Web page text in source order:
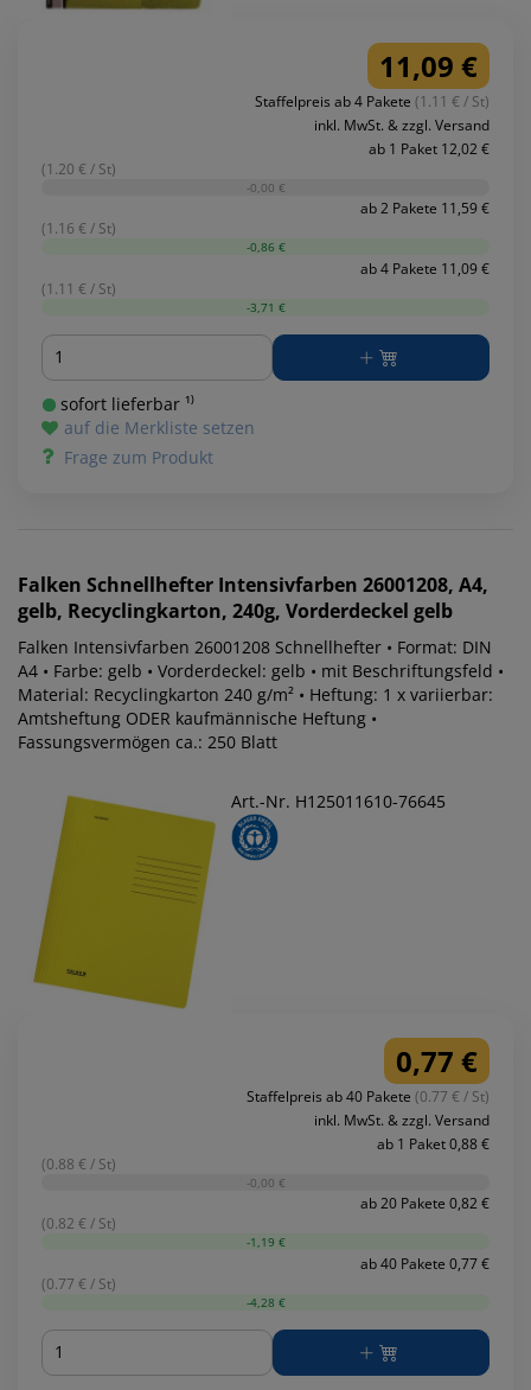
11,09 €
Staffelpreis ab 4 Pakete (1.11 € / St)
inkl. MwSt. & zzgl. Versand
ab 1 Paket 12,02 €
(1.20 € / St)
-0,00 €
ab 2 Pakete 11,59 €
(1.16 € / St)
-0,86 €
ab 4 Pakete 11,09 €
(1.11 € / St)
-3,71 €
Menge
sofort lieferbar ¹⁾
auf die Merkliste setzen
Frage zum Produkt
Falken Schnellhefter Intensivfarben 26001208, A4,
gelb, Recyclingkarton, 240g, Vorderdeckel gelb
Falken Intensivfarben 26001208 Schnellhefter • Format: DIN
A4 • Farbe: gelb • Vorderdeckel: gelb • mit Beschriftungsfeld •
Material: Recyclingkarton 240 g/m² • Heftung: 1 x variierbar:
Amtsheftung ODER kaufmännische Heftung •
Fassungsvermögen ca.: 250 Blatt
Art.-Nr. H125011610-76645
0,77 €
Staffelpreis ab 40 Pakete (0.77 € / St)
inkl. MwSt. & zzgl. Versand
ab 1 Paket 0,88 €
(0.88 € / St)
-0,00 €
ab 20 Pakete 0,82 €
(0.82 € / St)
-1,19 €
ab 40 Pakete 0,77 €
(0.77 € / St)
-4,28 €
Menge